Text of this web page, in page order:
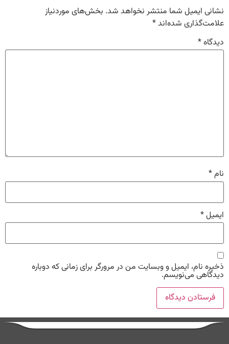
نشانی ایمیل شما منتشر نخواهد شد.بخش‌های موردنیاز
علامت‌گذاری شده‌اند*
دیدگاه*
نام*
ایمیل*
ذخیره نام، ایمیل و وبسایت من در مرورگر برای زمانی که دوباره
دیدگاهی می‌نویسم.